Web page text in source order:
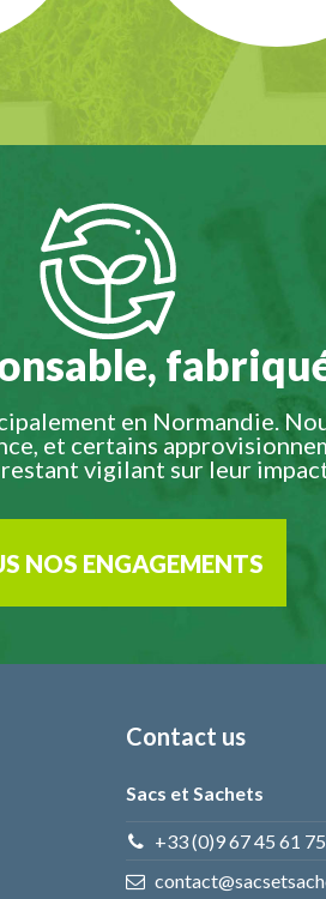
en Normandie.
et certains
vigilant sur leur
NOS ENGAGEMENTS
Contact us
Sacs et Sachets
+33 (0)9 67 45 61 75